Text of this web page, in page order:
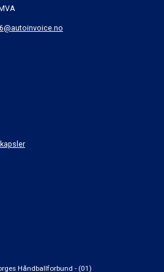
Håndballforbund - (01)